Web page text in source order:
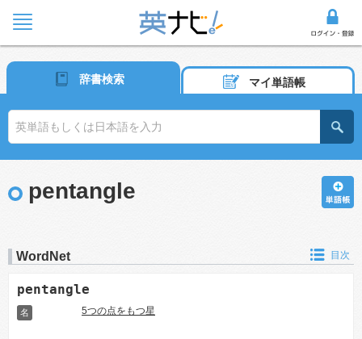
辞書検索 マイ単語帳
pentangle
WordNet 目次
pentangle
名 5つの点をもつ星